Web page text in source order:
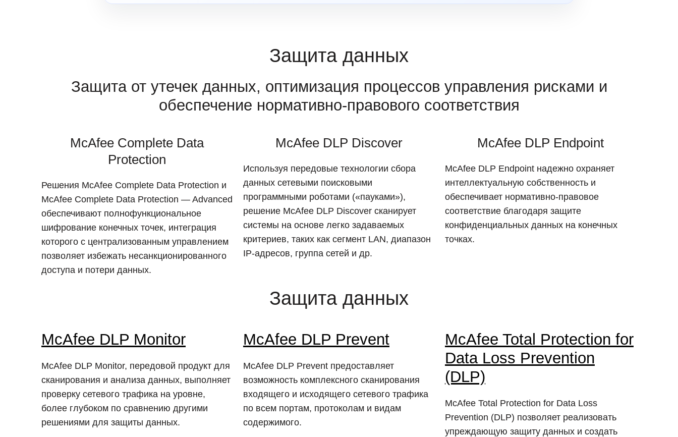
Защита данных
Защита от утечек данных, оптимизация процессов управления рисками и
обеспечение нормативно-правового соответствия
McAfee Complete Data
Protection
Решения McAfee Complete Data Protection и
McAfee Complete Data Protection — Advanced
обеспечивают полнофункциональное
шифрование конечных точек, интеграция
которого с централизованным управлением
позволяет избежать несанкционированного
доступа и потери данных.
McAfee DLP Discover
Используя передовые технологии сбора
данных сетевыми поисковыми
программными роботами («пауками»),
решение McAfee DLP Discover сканирует
системы на основе легко задаваемых
критериев, таких как сегмент LAN, диапазон
IP-адресов, группа сетей и др.
McAfee DLP Endpoint
McAfee DLP Endpoint надежно охраняет
интеллектуальную собственность и
обеспечивает нормативно-правовое
соответствие благодаря защите
конфиденциальных данных на конечных
точках.
Защита данных
McAfee DLP Monitor
McAfee DLP Monitor, передовой продукт для
сканирования и анализа данных, выполняет
проверку сетевого трафика на уровне,
более глубоком по сравнению другими
решениями для защиты данных.
McAfee DLP Prevent
McAfee DLP Prevent предоставляет
возможность комплексного сканирования
входящего и исходящего сетевого трафика
по всем портам, протоколам и видам
содержимого.
McAfee Total Protection for
Data Loss Prevention
(DLP)
McAfee Total Protection for Data Loss
Prevention (DLP) позволяет реализовать
упреждающую защиту данных и создать